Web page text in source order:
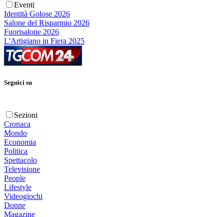
Eventi
Identità Golose 2026
Salone del Risparmio 2026
Fuorisalone 2026
L'Artigiano in Fiera 2025
Seguici su
Sezioni
Cronaca
Mondo
Economia
Politica
Spettacolo
Televisione
People
Lifestyle
Videogiochi
Donne
Magazine